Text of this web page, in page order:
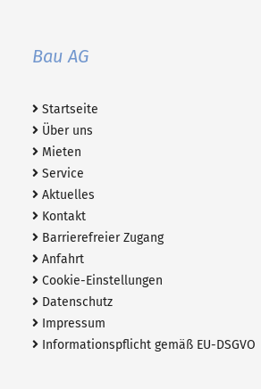
Bau AG
Startseite
Über uns
Mieten
Service
Aktuelles
Kontakt
Barrierefreier Zugang
Anfahrt
Cookie-Einstellungen
Datenschutz
Impressum
Informationspflicht gemäß EU-DSGVO